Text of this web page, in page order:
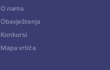
O nama
Obavještenja
Konkursi
Mapa vrtića